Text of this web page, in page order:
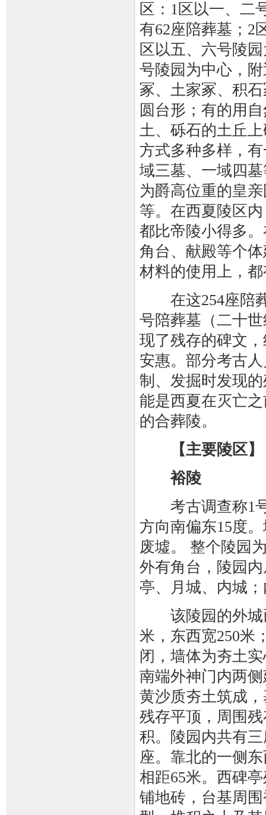
区：1区以一、二
有62座陪葬墓；2
区以五、六号陵
号陵园为中心，
冢、土家冢、积
圆台形；有的用
土、砾石的土丘
方式多种多样，
域三墓、一域四
为爵高位重的皇
等。在西夏陵区
都比帝陵小得多
角台、献殿等个
材料的使用上，
在这254座陪葬
号陪葬墓（二十
现了残存的碑文
安惠。部分考古
制、发掘时发现
能是西夏在灭亡
的合葬陵。
【主要陵区】
裕陵
考古调查称1号
方向南偏东15度
废墟。 整个陵园
外有角台，陵园
亭、月城、内城
该陵园的外城
米，东西宽250米
闭，墙体为夯土
南端外神门内两
黄沙质夯土筑成
残存平顶，周围
积。陵园内共有
座。靠北的一侧
相距65米。西碑
铺地砖，台基周